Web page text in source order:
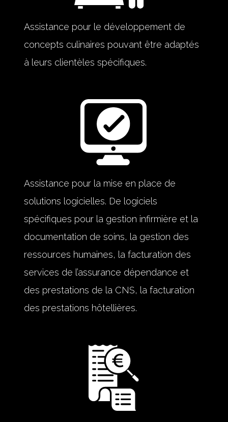
Assistance pour le développement de
concepts culinaires pouvant être adaptés
à leurs clientèles spécifiques.
Assistance pour la mise en place de
solutions logicielles. De logiciels
spécifiques pour la gestion infirmière et la
documentation de soins, la gestion des
ressources humaines, la facturation des
services de l’assurance dépendance et
des prestations de la CNS, la facturation
des prestations hôtellières.